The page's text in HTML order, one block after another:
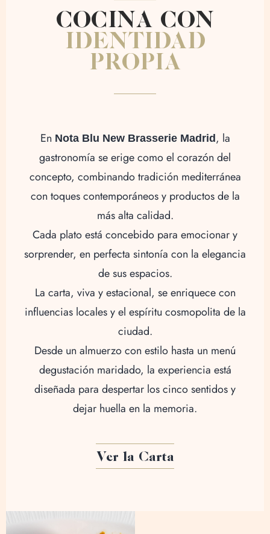
COCINA CON
IDENTIDAD
PROPIA
En Nota Blu New Brasserie Madrid
, la
gastronomía se erige como el corazón del
concepto, combinando tradición mediterránea
con toques contemporáneos y productos de la
más alta calidad.
Cada plato está concebido para emocionar y
sorprender, en perfecta sintonía con la elegancia
de sus espacios.
La carta, viva y estacional, se enriquece con
influencias locales y el espíritu cosmopolita de la
ciudad.
Desde un almuerzo con estilo hasta un menú
degustación maridado, la experiencia está
diseñada para despertar los cinco sentidos y
dejar huella en la memoria.
Ver la Carta